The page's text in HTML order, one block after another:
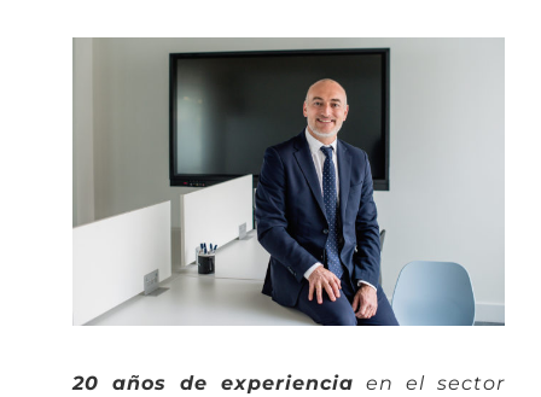
20 años de experiencia en el sector